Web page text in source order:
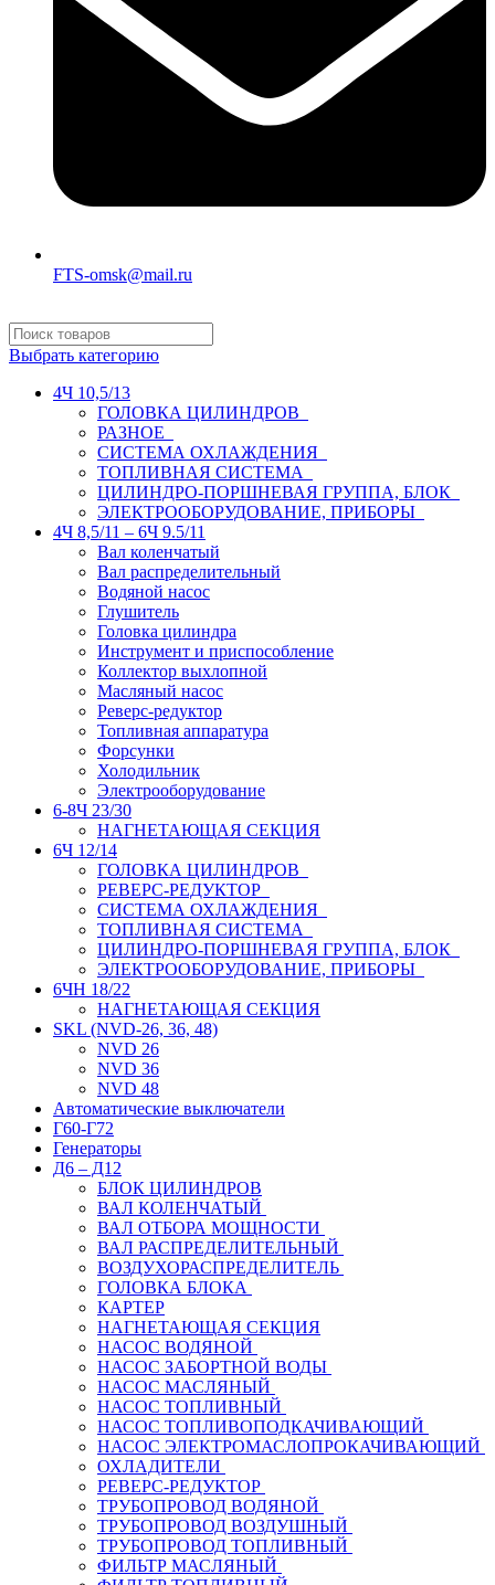
FTS-omsk@mail.ru
Выбрать категорию
4Ч 10,5/13
ГОЛОВКА ЦИЛИНДРОВ
РАЗНОЕ
СИСТЕМА ОХЛАЖДЕНИЯ
ТОПЛИВНАЯ СИСТЕМА
ЦИЛИНДРО-ПОРШНЕВАЯ ГРУППА, БЛОК
ЭЛЕКТРООБОРУДОВАНИЕ, ПРИБОРЫ
4Ч 8,5/11 – 6Ч 9.5/11
Вал коленчатый
Вал распределительный
Водяной насос
Глушитель
Головка цилиндра
Инструмент и приспособление
Коллектор выхлопной
Масляный насос
Реверс-редуктор
Топливная аппаратура
Форсунки
Холодильник
Электрооборудование
6-8Ч 23/30
НАГНЕТАЮЩАЯ СЕКЦИЯ
6Ч 12/14
ГОЛОВКА ЦИЛИНДРОВ
РЕВЕРС-РЕДУКТОР
СИСТЕМА ОХЛАЖДЕНИЯ
ТОПЛИВНАЯ СИСТЕМА
ЦИЛИНДРО-ПОРШНЕВАЯ ГРУППА, БЛОК
ЭЛЕКТРООБОРУДОВАНИЕ, ПРИБОРЫ
6ЧН 18/22
НАГНЕТАЮЩАЯ СЕКЦИЯ
SKL (NVD-26, 36, 48)
NVD 26
NVD 36
NVD 48
Автоматические выключатели
Г60-Г72
Генераторы
Д6 – Д12
БЛОК ЦИЛИНДРОВ
ВАЛ КОЛЕНЧАТЫЙ
ВАЛ ОТБОРА МОЩНОСТИ
ВАЛ РАСПРЕДЕЛИТЕЛЬНЫЙ
ВОЗДУХОРАСПРЕДЕЛИТЕЛЬ
ГОЛОВКА БЛОКА
КАРТЕР
НАГНЕТАЮЩАЯ СЕКЦИЯ
НАСОС ВОДЯНОЙ
НАСОС ЗАБОРТНОЙ ВОДЫ
НАСОС МАСЛЯНЫЙ
НАСОС ТОПЛИВНЫЙ
НАСОС ТОПЛИВОПОДКАЧИВАЮЩИЙ
НАСОС ЭЛЕКТРОМАСЛОПРОКАЧИВАЮЩИЙ
ОХЛАДИТЕЛИ
РЕВЕРС-РЕДУКТОР
ТРУБОПРОВОД ВОДЯНОЙ
ТРУБОПРОВОД ВОЗДУШНЫЙ
ТРУБОПРОВОД ТОПЛИВНЫЙ
ФИЛЬТР МАСЛЯНЫЙ